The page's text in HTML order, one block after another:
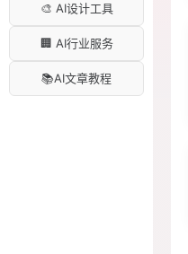
🎨 AI设计工具
🏢 AI行业服务
📚AI文章教程